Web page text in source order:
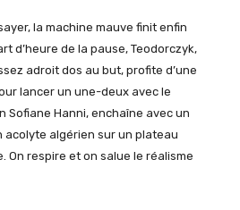
la machine mauve finit enfin
d’heure de la pause, Teodorczyk,
adroit dos au but, profite d’une
lancer un une-deux avec le
Sofiane Hanni, enchaîne avec un
acolyte algérien sur un plateau
On respire et on salue le réalisme